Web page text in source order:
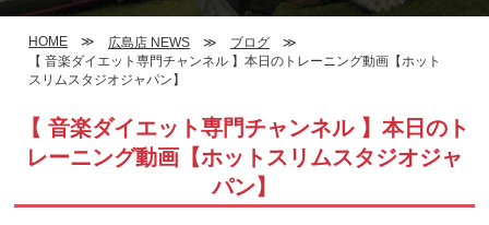
HOME 広島店 NEWS
ブログ
【 音楽ダイエット専門チャンネル 】本日のトレーニング動画【ホット
スリムスタジオジャパン】
【 音楽ダイエット専門チャンネル 】本日のト
レーニング動画【ホットスリムスタジオジャ
パン】